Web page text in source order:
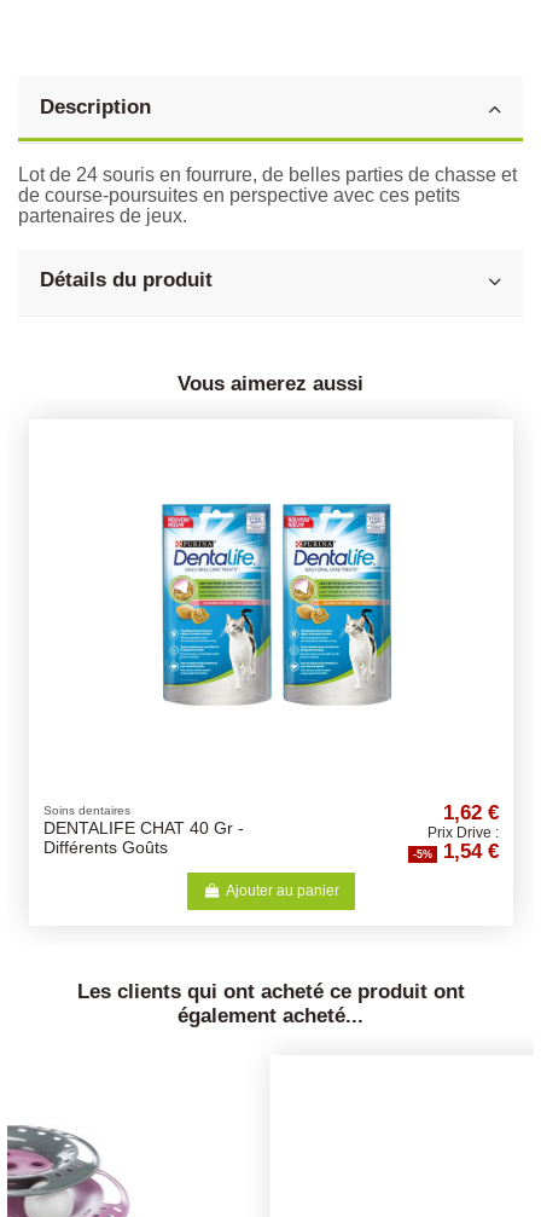
Description
Lot de 24 souris en fourrure, de belles parties de chasse et
de course-poursuites en perspective avec ces petits
partenaires de jeux.
Détails du produit
Vous aimerez aussi
Soins dentaires
DENTALIFE CHAT 40 Gr -
Différents Goûts
1,62 €
Prix Drive :
-5% 1,54 €
Ajouter au panier
Les clients qui ont acheté ce produit ont
également acheté...